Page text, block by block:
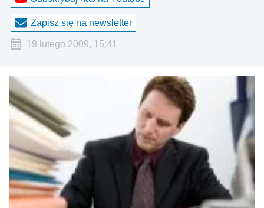
Zapisz się na newsletter
19 lutego 2009, 15:41